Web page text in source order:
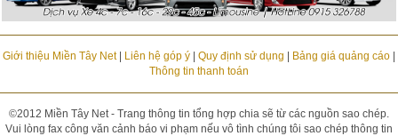
Giới thiệu Miền Tây Net| Liên hệ góp ý| Quy định sử dụng Bảng giá quảng cáo|
Thông tin thanh toán
©2012 Miền Tây Net - Trang thông tin tổng hợp chia sẽ từ các nguồn sao chép.
Vui lòng fax công văn cảnh báo vi phạm nếu vô tình chúng tôi sao chép thông tin